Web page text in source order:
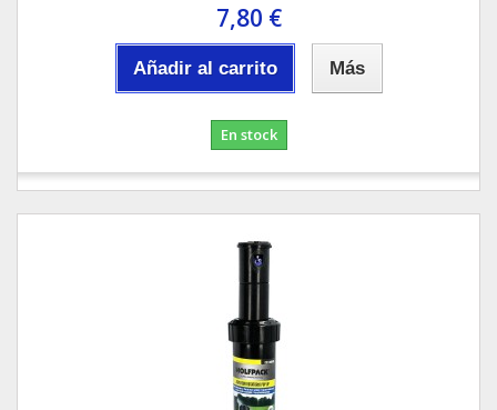
7,80 €
Añadir al carrito Más
En stock